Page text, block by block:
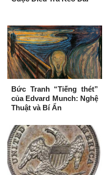
Bức Tranh “Tiếng thét”
của Edvard Munch: Nghệ
Thuật và Bí Ẩn